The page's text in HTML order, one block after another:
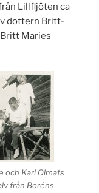
Lillfljöten ca
dottern Britt-
Maries
och Karl Olmats
från Boréns